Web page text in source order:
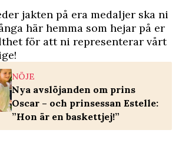
jakten på era medaljer ska ni
här hemma som hejar på er
för att ni representerar vårt
NÖJE
Nya avslöjanden om prins
Oscar – och prinsessan Estelle:
”Hon är en baskettjej!”